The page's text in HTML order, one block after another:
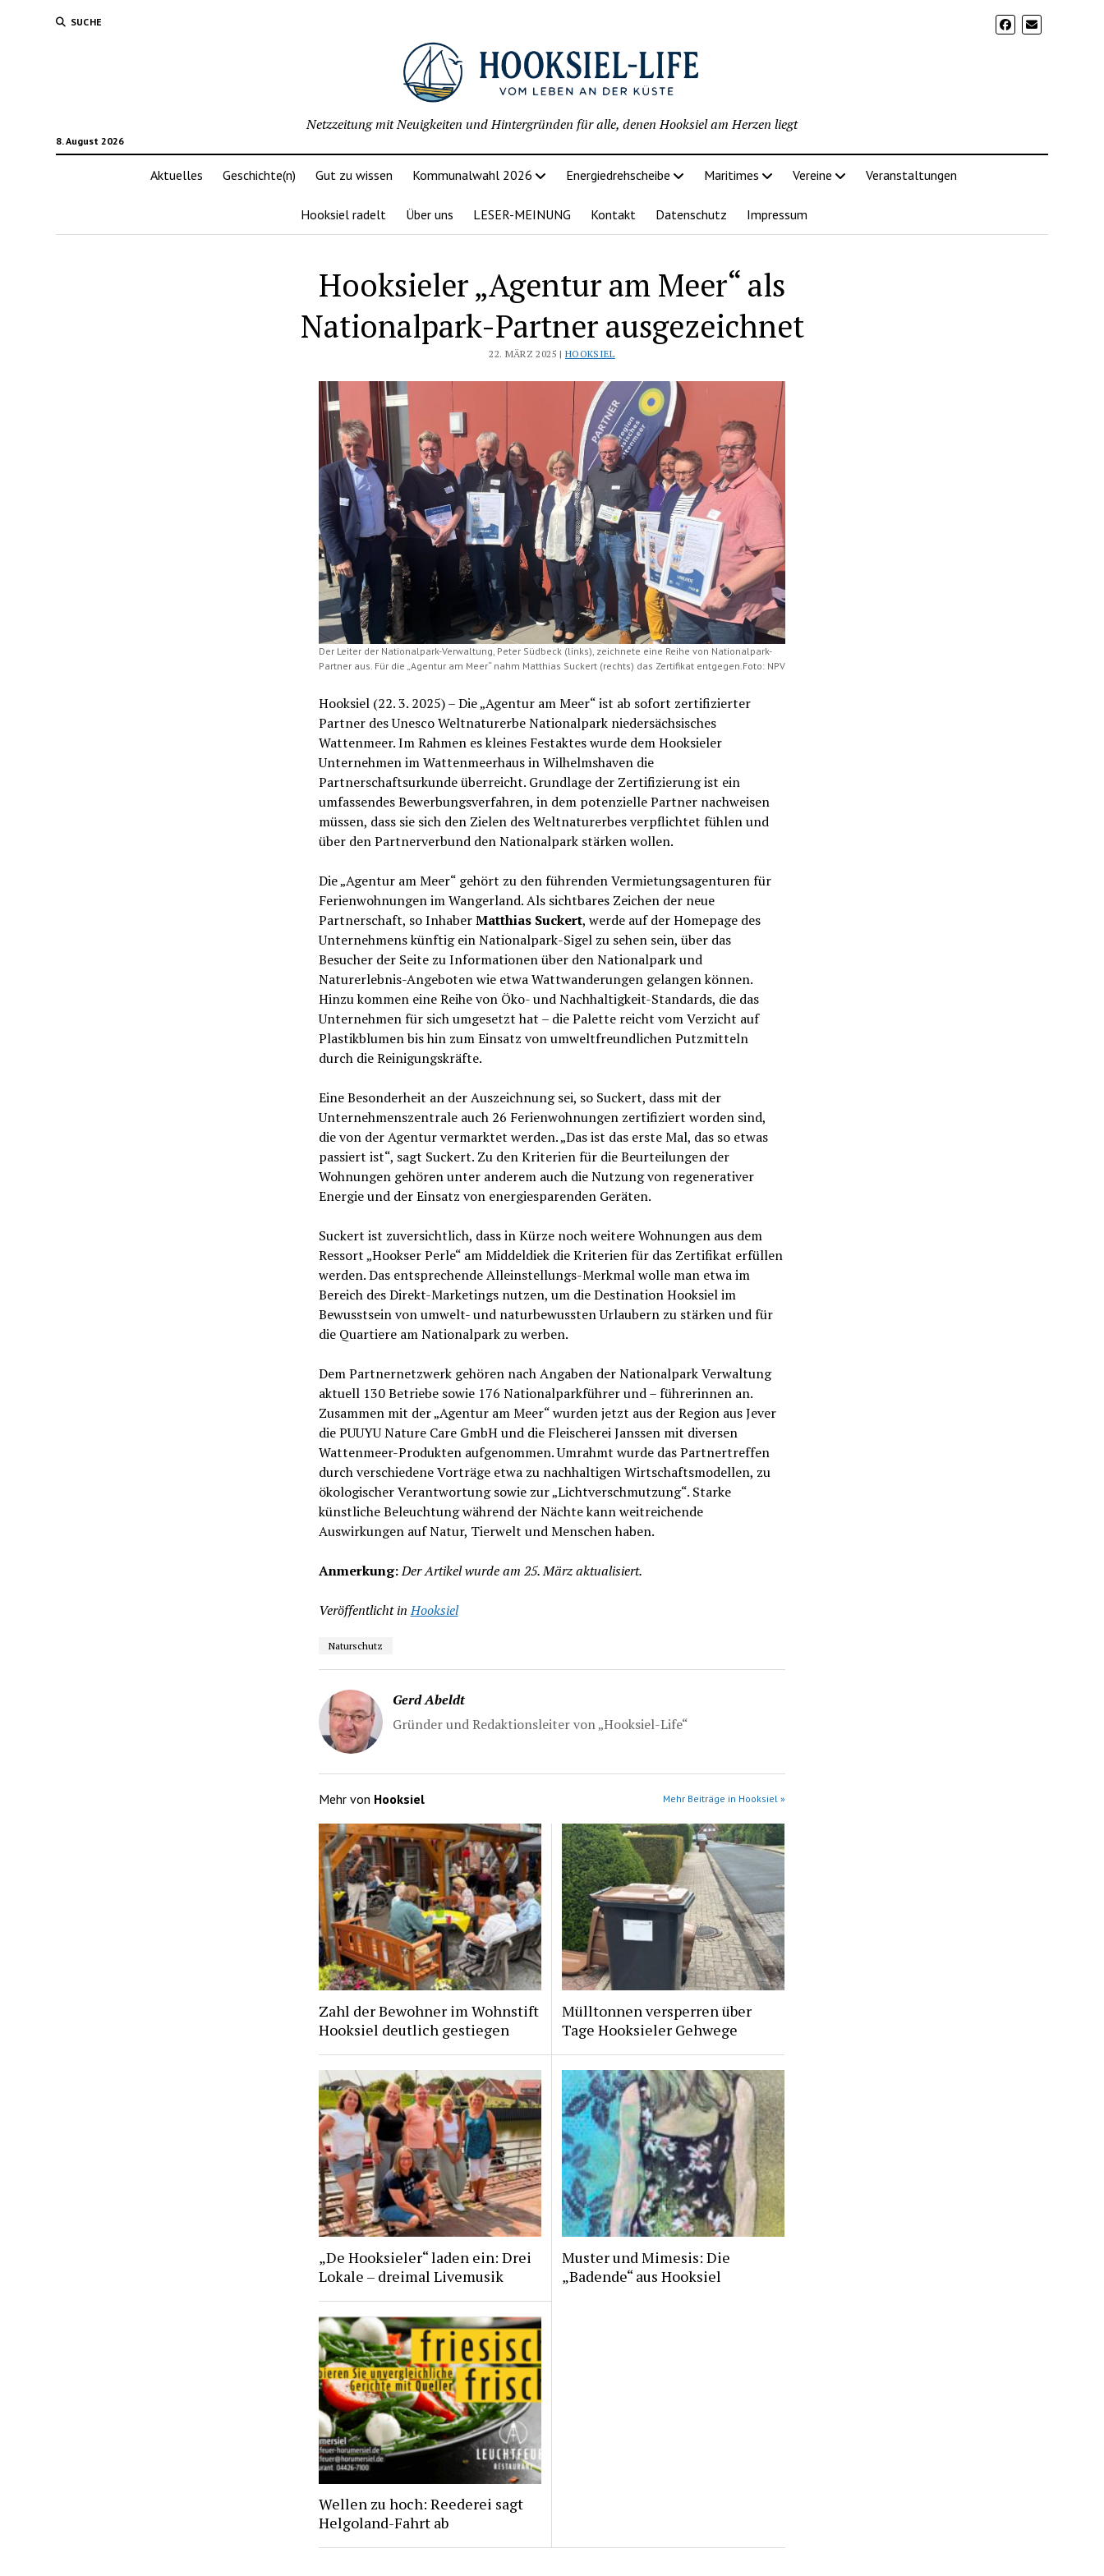
SUCHE
8. August 2026
Netzzeitung mit Neuigkeiten und Hintergründen für alle, denen Hooksiel am Herzen liegt
Aktuelles Geschichte(n) Gut zu wissen Kommunalwahl 2026 Energiedrehscheibe Maritimes Vereine Veranstaltungen
Hooksiel radelt Über uns LESER-MEINUNG Kontakt Datenschutz Impressum
Hooksieler „Agentur am Meer“ als
Nationalpark-Partner ausgezeichnet
22. MÄRZ 2025 | HOOKSIEL
Der Leiter der Nationalpark-Verwaltung, Peter Südbeck (links), zeichnete eine Reihe von Nationalpark-
Partner aus. Für die „Agentur am Meer“ nahm Matthias Suckert (rechts) das Zertifikat entgegen.Foto: NPV
Hooksiel (22. 3. 2025) – Die „Agentur am Meer“ ist ab sofort zertifizierter
Partner des Unesco Weltnaturerbe Nationalpark niedersächsisches
Wattenmeer. Im Rahmen es kleines Festaktes wurde dem Hooksieler
Unternehmen im Wattenmeerhaus in Wilhelmshaven die
Partnerschaftsurkunde überreicht. Grundlage der Zertifizierung ist ein
umfassendes Bewerbungsverfahren, in dem potenzielle Partner nachweisen
müssen, dass sie sich den Zielen des Weltnaturerbes verpflichtet fühlen und
über den Partnerverbund den Nationalpark stärken wollen.
Die „Agentur am Meer“ gehört zu den führenden Vermietungsagenturen für
Ferienwohnungen im Wangerland. Als sichtbares Zeichen der neue
Partnerschaft, so InhaberMatthias Suckert, werde auf der Homepage des
Unternehmens künftig ein Nationalpark-Sigel zu sehen sein, über das
Besucher der Seite zu Informationen über den Nationalpark und
Naturerlebnis-Angeboten wie etwa Wattwanderungen gelangen können.
Hinzu kommen eine Reihe von Öko- und Nachhaltigkeit-Standards, die das
Unternehmen für sich umgesetzt hat – die Palette reicht vom Verzicht auf
Plastikblumen bis hin zum Einsatz von umweltfreundlichen Putzmitteln
durch die Reinigungskräfte.
Eine Besonderheit an der Auszeichnung sei, so Suckert, dass mit der
Unternehmenszentrale auch 26 Ferienwohnungen zertifiziert worden sind,
die von der Agentur vermarktet werden. „Das ist das erste Mal, das so etwas
passiert ist“, sagt Suckert. Zu den Kriterien für die Beurteilungen der
Wohnungen gehören unter anderem auch die Nutzung von regenerativer
Energie und der Einsatz von energiesparenden Geräten.
Suckert ist zuversichtlich, dass in Kürze noch weitere Wohnungen aus dem
Ressort „Hookser Perle“ am Middeldiek die Kriterien für das Zertifikat erfüllen
werden. Das entsprechende Alleinstellungs-Merkmal wolle man etwa im
Bereich des Direkt-Marketings nutzen, um die Destination Hooksiel im
Bewusstsein von umwelt- und naturbewussten Urlaubern zu stärken und für
die Quartiere am Nationalpark zu werben.
Dem Partnernetzwerk gehören nach Angaben der Nationalpark Verwaltung
aktuell 130 Betriebe sowie 176 Nationalparkführer und – führerinnen an.
Zusammen mit der „Agentur am Meer“ wurden jetzt aus der Region aus Jever
die PUUYU Nature Care GmbH und die Fleischerei Janssen mit diversen
Wattenmeer-Produkten aufgenommen. Umrahmt wurde das Partnertreffen
durch verschiedene Vorträge etwa zu nachhaltigen Wirtschaftsmodellen, zu
ökologischer Verantwortung sowie zur „Lichtverschmutzung“. Starke
künstliche Beleuchtung während der Nächte kann weitreichende
Auswirkungen auf Natur, Tierwelt und Menschen haben.
Anmerkung:Der Artikel wurde am 25. März aktualisiert.
Veröffentlicht in Hooksiel
Naturschutz
Gerd Abeldt
Gründer und Redaktionsleiter von „Hooksiel-Life“
Mehr von Hooksiel Mehr Beiträge in Hooksiel »
Zahl der Bewohner im Wohnstift
Hooksiel deutlich gestiegen
Mülltonnen versperren über
Tage Hooksieler Gehwege
„De Hooksieler“ laden ein: Drei
Lokale – dreimal Livemusik
Muster und Mimesis: Die
„Badende“ aus Hooksiel
Wellen zu hoch: Reederei sagt
Helgoland-Fahrt ab